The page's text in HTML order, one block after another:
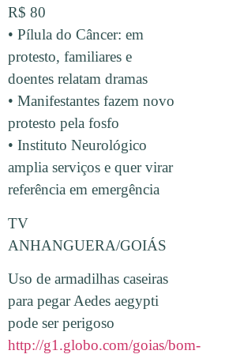
R$ 80
• Pílula do Câncer: em
protesto, familiares e
doentes relatam dramas
• Manifestantes fazem novo
protesto pela fosfo
• Instituto Neurológico
amplia serviços e quer virar
referência em emergência
TV
ANHANGUERA/GOIÁS
Uso de armadilhas caseiras
para pegar Aedes aegypti
pode ser perigoso
http://g1.globo.com/goias/bom-